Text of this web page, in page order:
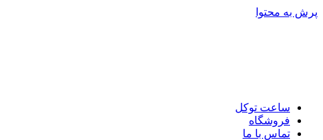
پرش به محتوا
ساعت توکل
فروشگاه
تماس با ما